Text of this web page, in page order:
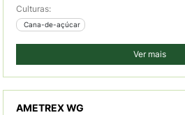
Culturas:
Cana-de-açúcar
Ver mais
AMETREX WG